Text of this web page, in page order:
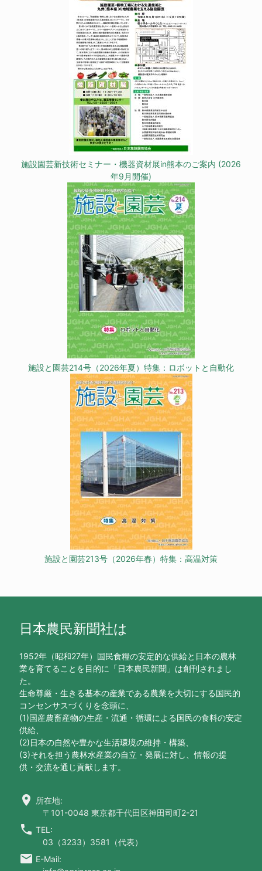
施設園芸新技術セミナー・機器資材展in熊本のご案内 (2026
年9月開催)
施設と園芸214号（2026年夏）特集：ロボットと自動化
施設と園芸213号（2026年春）特集：高温対策
日本農民新聞社は
1952年（昭和27年）国民食糧の安定的な供給と日本の農林
業を育てることを目的に「日本農民新聞」は創刊されまし
た。
生命尊厳・生きる基本の産業である農業を大切にする国民的
コンセンサスづくりを念頭に、
(1)国産農畜産物の生産・流通・循環による国民の食料の安定
供給、
(2)日本の自然や豊かな生活環境の維持・構築、
(3)それを担う農林水産業の自立・発展に対し、情報の提
供・交流を通じ貢献します。
location_on 所在地:
〒101-0048 東京都千代田区神田司町2-21
call TEL:
03（3233）3581（代表）
email E-Mail: